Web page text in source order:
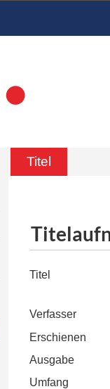
Titel
Titel
Verfasser
Erschienen
Ausgabe
Umfang